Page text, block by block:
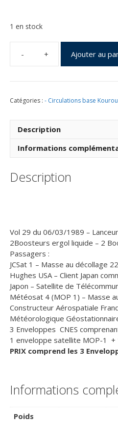
1 en stock
quantité
de
Kourou
Lancement
-
44LP
–
29
(3
Enveloppes
)
-
C8
Ajouter au
Catégories : - Circulations base
Description
Informations
Description
Vol 29 du 06/03/1989 –
2Boosteurs ergol liquide – 2
Passagers :
JCSat 1 – Masse au décollage
Hughes USA – Client Japan
Japon – Satellite de
Météosat 4 (MOP 1) – Masse
Constructeur Aérospatiale
Météorologique
3 Enveloppes CNES
1 enveloppe satellite MOP-1 +
PRIX comprend les 3
Informations
Poids